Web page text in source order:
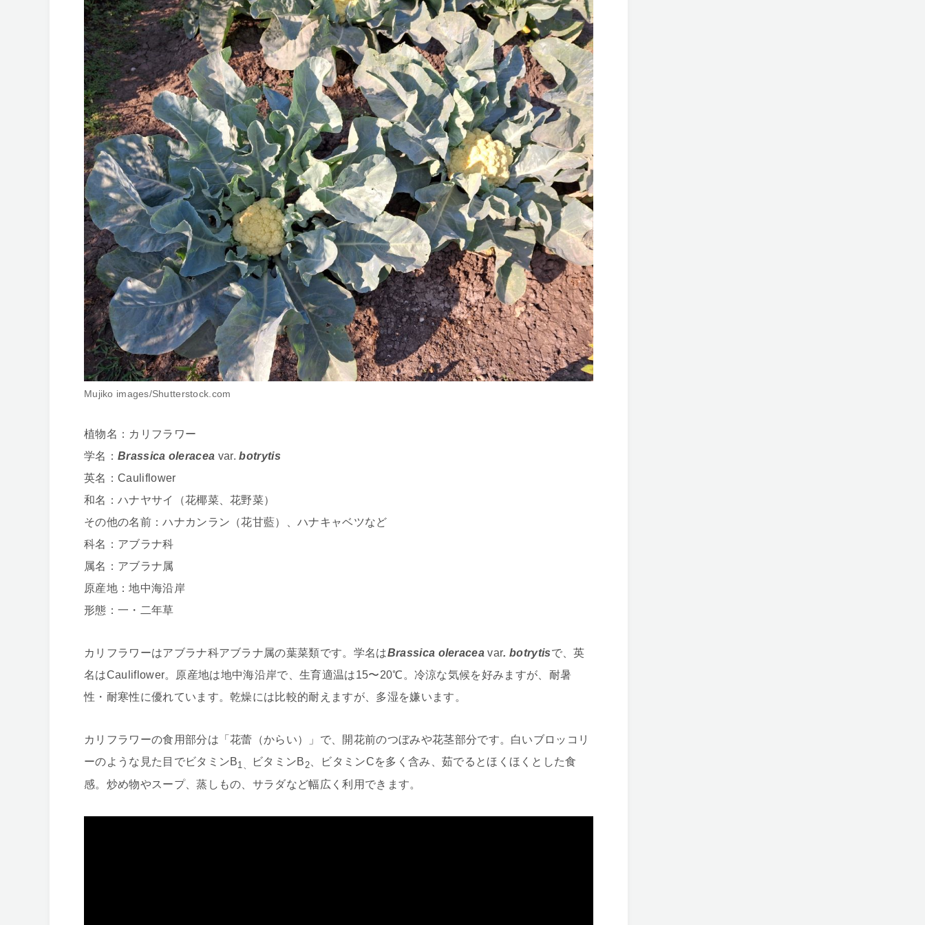
Mujiko images/Shutterstock.com
植物名：カリフラワー
学名： Brassica oleracea var. botrytis
英名：Cauliflower
和名：ハナヤサイ（花椰菜、花野菜）
その他の名前：ハナカンラン（花甘藍）、ハナキャベツなど
科名：アブラナ科
属名：アブラナ属
原産地：地中海沿岸
形態：一・二年草
カリフラワーはアブラナ科アブラナ属の葉菜類です。学名はBrassica oleraceavar. botrytisで、英
名はCauliflower。原産地は地中海沿岸で、生育適温は15〜20℃。冷涼な気候を好みますが、耐暑
性・耐寒性に優れています。乾燥には比較的耐えますが、多湿を嫌います。
カリフラワーの食用部分は「花蕾（からい）」で、開花前のつぼみや花茎部分です。白いブロッコリ
ーのような見た目でビタミンB1、 ビタミンB 2 、ビタミンCを多く含み、茹でるとほくほくとした食
感。炒め物やスープ、蒸しもの、サラダなど幅広く利用できます。